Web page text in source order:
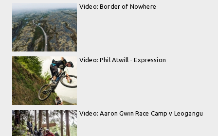
Video: Border of Nowhere
Video: Phil Atwill - Expression
Video: Aaron Gwin Race Camp v Leogangu